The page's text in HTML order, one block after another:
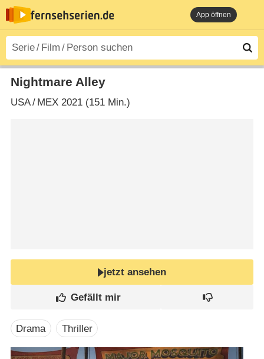
App öffnen
Nightmare Alley
USA/ MEX2021 (151 Min.)
jetzt ansehen
Drama Thriller